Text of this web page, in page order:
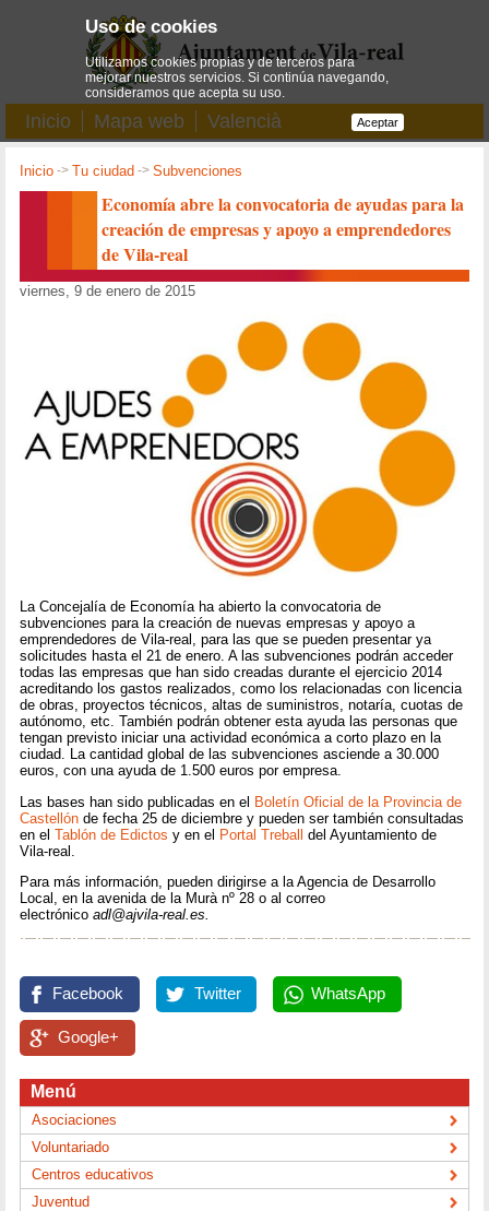
Inicio Mapa web Valencià
Inicio ->Tu ciudad ->Subvenciones
Economía abre la convocatoria de ayudas para la
creación de empresas y apoyo a emprendedores
de Vila-real
viernes, 9 de enero de 2015
La Concejalía de Economía ha abierto la convocatoria de
subvenciones para la creación de nuevas empresas y apoyo a
emprendedores de Vila-real, para las que se pueden presentar ya
solicitudes hasta el 21 de enero. A las subvenciones podrán acceder
todas las empresas que han sido creadas durante el ejercicio 2014
acreditando los gastos realizados, como los relacionadas con licencia
de obras, proyectos técnicos, altas de suministros, notaría, cuotas de
autónomo, etc. También podrán obtener esta ayuda las personas que
tengan previsto iniciar una actividad económica a corto plazo en la
ciudad. La cantidad global de las subvenciones asciende a 30.000
euros, con una ayuda de 1.500 euros por empresa.
Las bases han sido publicadas en el Boletín Oficial de la Provincia de
Castellón de fecha 25 de diciembre y pueden ser también consultadas
en elTablón de Edictos y en el Portal Treballdel Ayuntamiento de
Vila-real.
Para más información, pueden dirigirse a la Agencia de Desarrollo
Local, en la avenida de la Murà nº 28 o al correo
electrónicoadl@ajvila-real.es.
Facebook Twitter WhatsApp
Google+
Menú
Asociaciones
Voluntariado
Centros educativos
Juventud
Uso de cookies
Utilizamos cookies propias y de terceros para
mejorar nuestros servicios. Si continúa navegando,
consideramos que acepta su uso.
Aceptar